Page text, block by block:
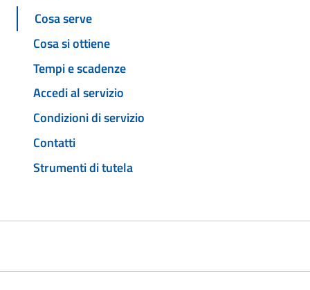
Cosa serve
Cosa si ottiene
Tempi e scadenze
Accedi al servizio
Condizioni di servizio
Contatti
Strumenti di tutela